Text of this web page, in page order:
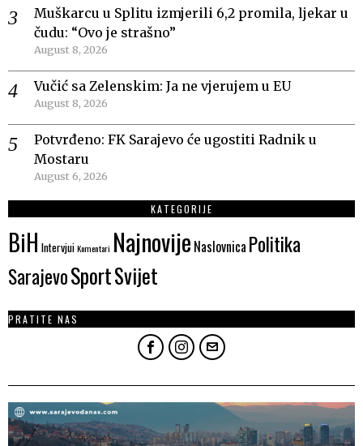
Muškarcu u Splitu izmjerili 6,2 promila, ljekar u
čudu: “Ovo je strašno”
August 8, 2026
Vučić sa Zelenskim: Ja ne vjerujem u EU
August 8, 2026
Potvrđeno: FK Sarajevo će ugostiti Radnik u
Mostaru
August 6, 2026
KATEGORIJE
BiH IntervjuiKomentari Najnovije Naslovnica Politika
SarajevoSportSvijet
PRATITE NAS